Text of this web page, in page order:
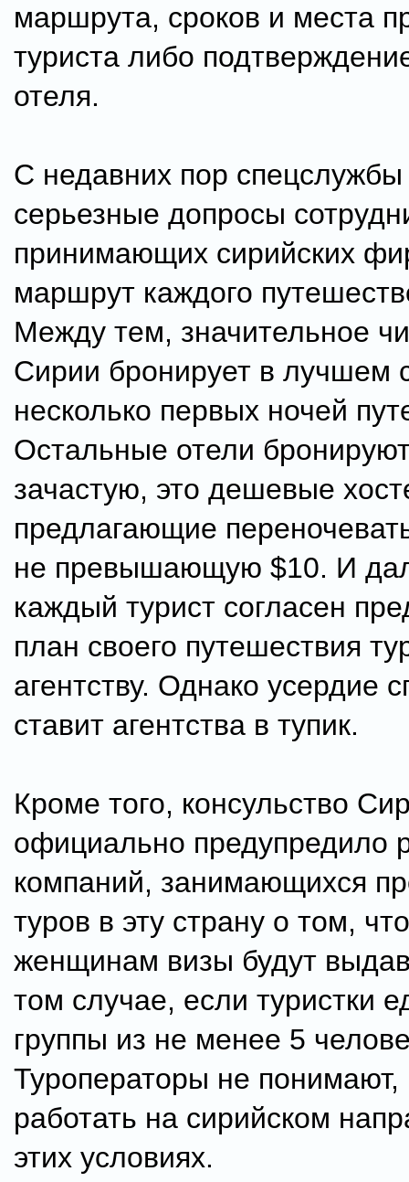
маршрута, сроков и места
туриста либо
отеля.
С недавних пор
серьезные допросы
принимающих сирийских
маршрут каждого
Между тем, значительное
Сирии бронирует в лучшем
несколько первых ночей
Остальные отели
зачастую, это дешевые
предлагающие
не превышающую $10. И
каждый турист согласен
план своего путешествия
агентству. Однако усердие
ставит агентства в тупик.
Кроме того, консульство
официально предупредило
компаний, занимающихся
туров в эту страну о том,
женщинам визы будут
том случае, если туристки
группы из не менее 5
Туроператоры не понимают,
работать на сирийском
этих условиях.